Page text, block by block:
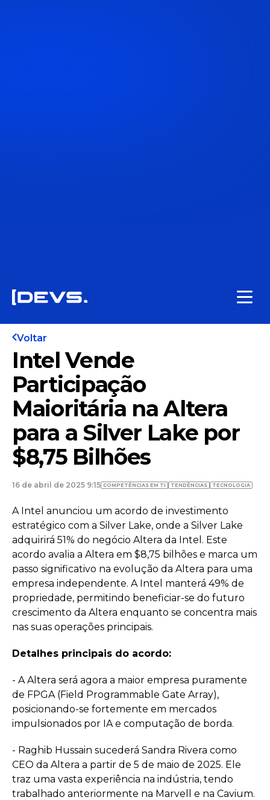
Voltar
Intel Vende
Participação
Maioritária na Altera
para a Silver Lake por
$8,75 Bilhões
16 de abril de 2025 9:15 COMPETÊNCIAS EM TI TENDÊNCIAS TECNOLOGIA
A Intel anunciou um acordo de investimento
estratégico com a Silver Lake, onde a Silver Lake
adquirirá 51% do negócio Altera da Intel. Este
acordo avalia a Altera em $8,75 bilhões e marca um
passo significativo na evolução da Altera para uma
empresa independente. A Intel manterá 49% de
propriedade, permitindo beneficiar-se do futuro
crescimento da Altera enquanto se concentra mais
nas suas operações principais.
Detalhes principais do acordo:
- A Altera será agora a maior empresa puramente
de FPGA (Field Programmable Gate Array),
posicionando-se fortemente em mercados
impulsionados por IA e computação de borda.
- Raghib Hussain sucederá Sandra Rivera como
CEO da Altera a partir de 5 de maio de 2025. Ele
traz uma vasta experiência na indústria, tendo
trabalhado anteriormente na Marvell e na Cavium.